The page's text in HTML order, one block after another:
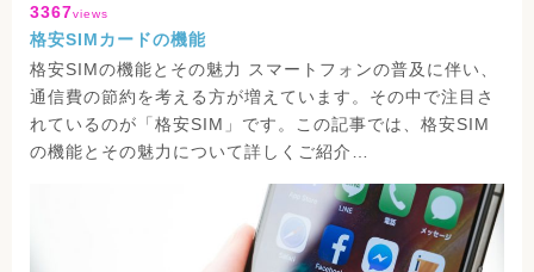
3367views
格安SIMカードの機能
格安SIMの機能とその魅力 スマートフォンの普及に伴い、
通信費の節約を考える方が増えています。その中で注目さ
れているのが「格安SIM」です。この記事では、格安SIM
の機能とその魅力について詳しくご紹介…